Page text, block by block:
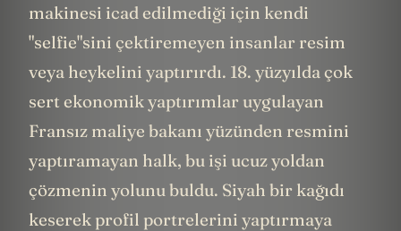
makinesi icad edilmediği için kendi
"selfie"sini çektiremeyen insanlar resim
veya heykelini yaptırırdı. 18. yüzyılda çok
sert ekonomik yaptırımlar uygulayan
Fransız maliye bakanı yüzünden resmini
yaptıramayan halk, bu işi ucuz yoldan
çözmenin yolunu buldu. Siyah bir kağıdı
keserek profil portrelerini yaptırmaya